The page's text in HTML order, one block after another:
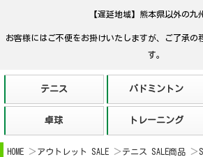
【遅延地域】熊本県以外の九
お客様にはご不便をお掛けいたしますが、ご了承の
す。
HOME アウトレット SALE テニス SALE商品